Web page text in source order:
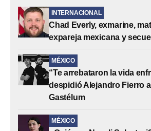
INTERNACIONAL
Chad Everly, exmarine,
expareja mexicana y
MÉXICO
“Te arrebataron la vida
despidió Alejandro Fierro
Gastélum
MÉXICO